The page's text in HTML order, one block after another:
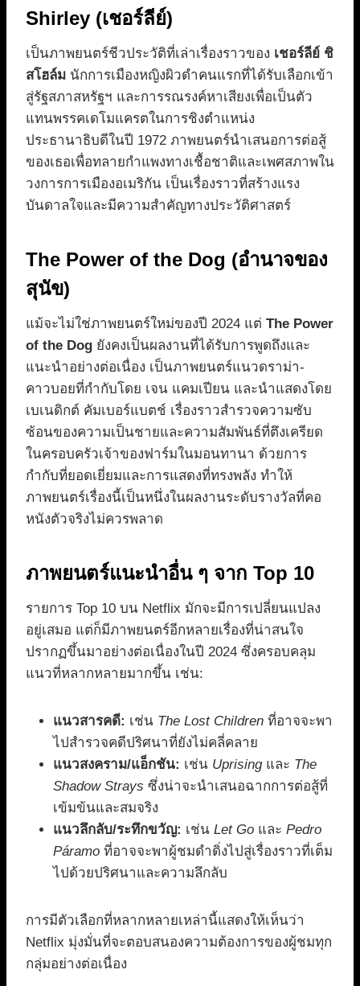
Shirley (เชอร์ลีย์)
เป็นภาพยนตร์ชีวประวัติที่เล่าเรื่องราวของ เชอร์ลีย์ ชิ
สโฮล์ม นักการเมืองหญิงผิวดำคนแรกที่ได้รับเลือกเข้า
สู่รัฐสภาสหรัฐฯ และการรณรงค์หาเสียงเพื่อเป็นตัว
แทนพรรคเดโมแครตในการชิงตำแหน่ง
ประธานาธิบดีในปี 1972 ภาพยนตร์นำเสนอการต่อสู้
ของเธอเพื่อทลายกำแพงทางเชื้อชาติและเพศสภาพใน
วงการการเมืองอเมริกัน เป็นเรื่องราวที่สร้างแรง
บันดาลใจและมีความสำคัญทางประวัติศาสตร์
The Power of the Dog (อำนาจของ
สุนัข)
แม้จะไม่ใช่ภาพยนตร์ใหม่ของปี 2024 แต่ The Power
of the Dog ยังคงเป็นผลงานที่ได้รับการพูดถึงและ
แนะนำอย่างต่อเนื่อง เป็นภาพยนตร์แนวดราม่า-
คาวบอยที่กำกับโดย เจน แคมเปียน และนำแสดงโดย
เบเนดิกต์ คัมเบอร์แบตช์ เรื่องราวสำรวจความซับ
ซ้อนของความเป็นชายและความสัมพันธ์ที่ตึงเครียด
ในครอบครัวเจ้าของฟาร์มในมอนทานา ด้วยการ
กำกับที่ยอดเยี่ยมและการแสดงที่ทรงพลัง ทำให้
ภาพยนตร์เรื่องนี้เป็นหนึ่งในผลงานระดับรางวัลที่คอ
หนังตัวจริงไม่ควรพลาด
ภาพยนตร์แนะนำอื่น ๆ จาก Top 10
รายการ Top 10 บน Netflix มักจะมีการเปลี่ยนแปลง
อยู่เสมอ แต่ก็มีภาพยนตร์อีกหลายเรื่องที่น่าสนใจ
ปรากฏขึ้นมาอย่างต่อเนื่องในปี 2024 ซึ่งครอบคลุม
แนวที่หลากหลายมากขึ้น เช่น:
แนวสารคดี: เช่น The Lost Children ที่อาจจะพา
ไปสำรวจคดีปริศนาที่ยังไม่คลี่คลาย
แนวสงคราม/แอ็กชัน: เช่น Uprisingและ The
Shadow Strays ซึ่งน่าจะนำเสนอฉากการต่อสู้ที่
เข้มข้นและสมจริง
แนวลึกลับ/ระทึกขวัญ: เช่น Let Go และ Pedro
Páramo ที่อาจจะพาผู้ชมดำดิ่งไปสู่เรื่องราวที่เต็ม
ไปด้วยปริศนาและความลึกลับ
การมีตัวเลือกที่หลากหลายเหล่านี้แสดงให้เห็นว่า
Netflix มุ่งมั่นที่จะตอบสนองความต้องการของผู้ชมทุก
กลุ่มอย่างต่อเนื่อง